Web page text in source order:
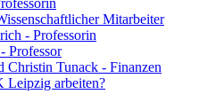
Mitarbeiter
- Professorin
Professor
Christin Tunack - Finanzen
Leipzig arbeiten?